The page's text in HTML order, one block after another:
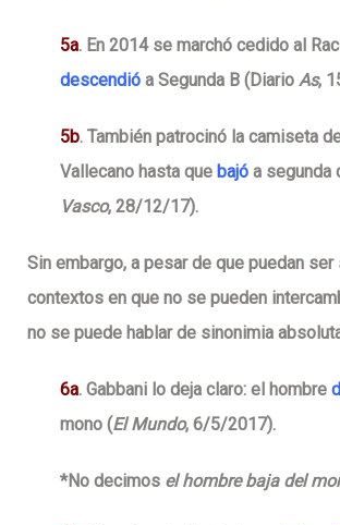
5a. En 2014 se marchó cedido al
descendió a Segunda B (Diario As,
5b. También patrocinó la camiseta
Vallecano hasta que bajó a segunda
Vasco, 28/12/17).
Sin embargo, a pesar de que puedan ser
contextos en que no se pueden
no se puede hablar de sinonimia
6a. Gabbani lo deja claro: el hombre
mono (El Mundo, 6/5/2017).
*No decimos el hombre baja del